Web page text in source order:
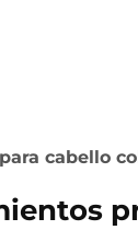
cabello